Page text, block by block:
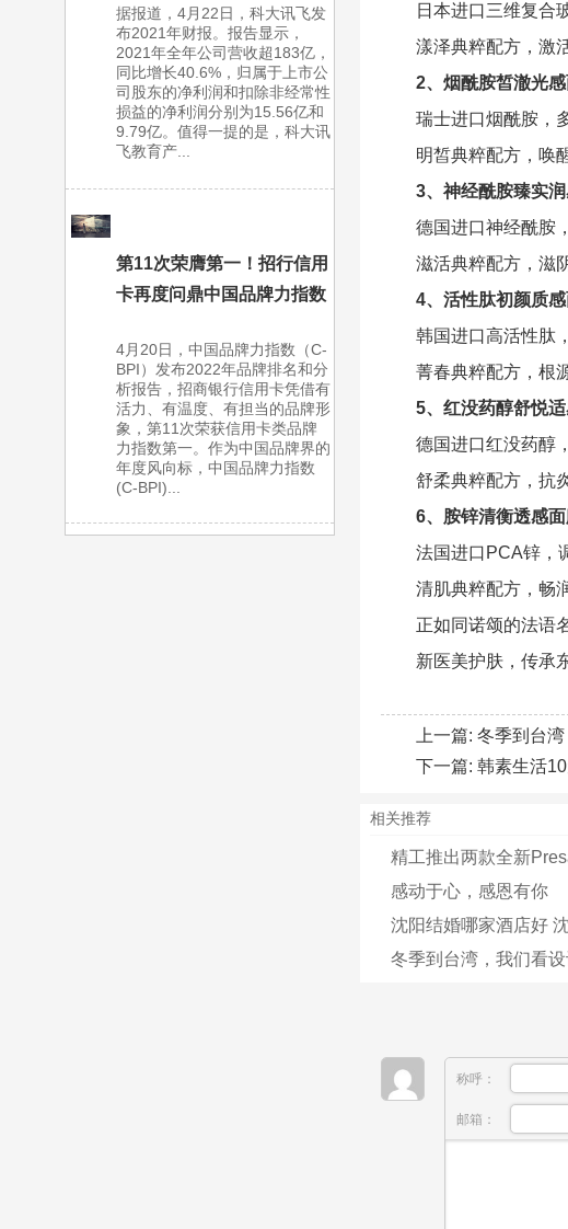
据报道，4月22日，科大讯飞发
布2021年财报。报告显示，
2021年全年公司营收超183亿，
同比增长40.6%，归属于上市公
司股东的净利润和扣除非经常性
损益的净利润分别为15.56亿和
9.79亿。值得一提的是，科大讯
飞教育产...
第11次荣膺第一！招行信用
卡再度问鼎中国品牌力指数
4月20日，中国品牌力指数（C-
BPI）发布2022年品牌排名和分
析报告，招商银行信用卡凭借有
活力、有温度、有担当的品牌形
象，第11次荣获信用卡类品牌
力指数第一。作为中国品牌界的
年度风向标，中国品牌力指数
(C-BPI)...
日本进口三维复合
漾泽典粹配方，激
2、烟酰胺皙澈光感
瑞士进口烟酰胺，
明皙典粹配方，唤
3、神经酰胺臻实润
德国进口神经酰胺
滋活典粹配方，滋
4、活性肽初颜质感
韩国进口高活性肽
菁春典粹配方，根
5、红没药醇舒悦适
德国进口红没药醇
舒柔典粹配方，抗
6、胺锌清衡透感面
法国进口PCA锌，
清肌典粹配方，畅
正如同诺颂的法语
新医美护肤，传承
上一篇: 冬季到台
下一篇: 韩素生活
相关推荐
精工推出两款全新
感动于心，感恩有你
沈阳结婚哪家酒店好
冬季到台湾，我们看
称呼：
邮箱：